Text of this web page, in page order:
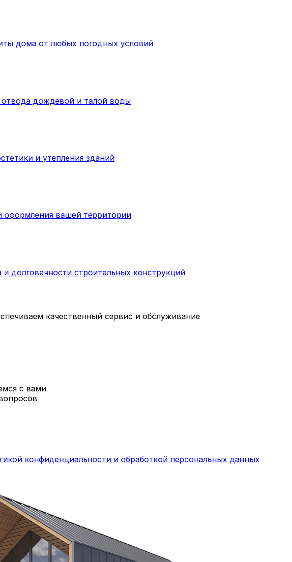
дома от любых погодных условий
дождевой и талой воды
и утепления зданий
оформления вашей территории
долговечности строительных конструкций
качественный сервис и обслуживание
с вами
конфиденциальности и обработкой персональных данных